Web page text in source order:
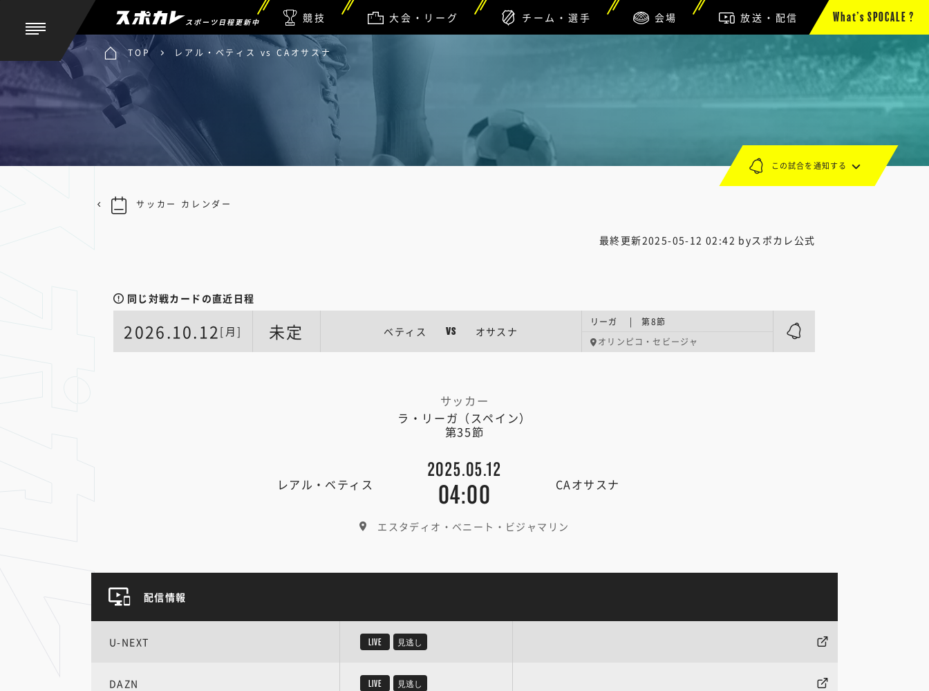
スポーツ日程更新中 競技 大会・リーグ チーム・選手 会場 放送・配信 What’s SPOCALE ?
TOP レアル・ベティス vs CAオサスナ
最終更新2025-05-12 02:42 byスポカレ公式
同じ対戦カードの直近日程
2026.10.12[月] 未定 ベティス VS オサスナ
リーガ | 第8節
オリンピコ・セビージャ
サッカー
ラ・リーガ（スペイン）
第35節
レアル・ベティス
2025.05.12
04:00 CAオサスナ
エスタディオ・ベニート・ビジャマリン
この試合を通知する
サッカー カレンダー
配信情報
U-NEXT LIVE 見逃し
DAZN LIVE 見逃し